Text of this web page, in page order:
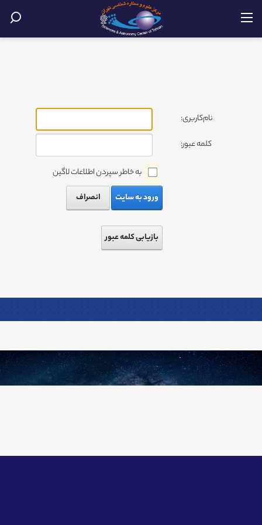
نام‌کاربری:
کلمه عبور:
به خاطر سپردن اطلاعات لاگین
ورود به سایت
انصراف
بازیابی کلمه عبور